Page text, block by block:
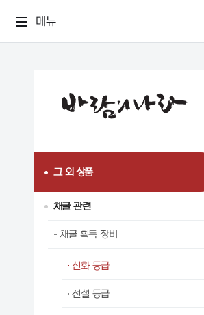
메뉴
그 외 상품
채굴 관련
채굴 획득 장비
신화 등급
전설 등급